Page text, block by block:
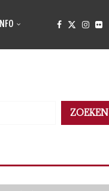
INFO
ZOEKEN